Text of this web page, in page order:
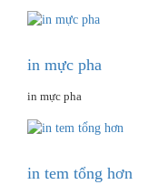
in mực pha
in mực pha
in tem tổng hơn